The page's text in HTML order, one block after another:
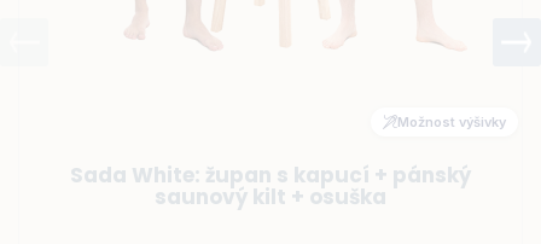
Možnost výšivky
Sada Navy Blue: župan s kapucí + pánský
saunový kilt + osuška